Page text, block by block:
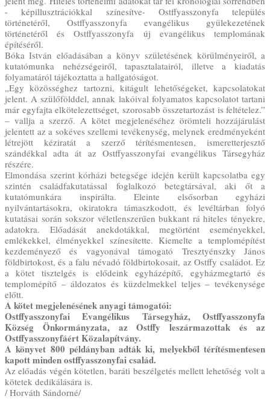
- képillusztrációkkal színesítve- Ostffyasszonyfa település
történetéről, Ostffyasszonyfa evangélikus gyülekezetének
történetéről és Ostffyasszonyfa új evangélikus templomának
építéséről.
Bóka István előadásában a könyv születésének körülményeiről, a
kutatómunka nehézségeiről, tapasztalatairól, illetve a kiadatás
folyamatáról tájékoztatta a hallgatóságot.
„Egy közösséghez tartozni, kitágult lehetőségeket, kapcsolatokat
jelent. A szülőfölddel, annak lakóival folyamatos kapcsolatot tartani
már egyfajta elkötelezettséget, szorosabb összetartozást is feltételez.”
– vallja a szerző. A kötet megjelenéséhez örömteli hozzájárulást
jelentett az a sokéves szellemi tevékenység, melynek eredményeként
létrejött kéziratát a szerző térítésmentesen, ismeretterjesztő
szándékkal adta át az Ostffyasszonyfai evangélikus Társegyház
részére.
Elmondása szerint kórházi betegsége idején került kapcsolatba egy
szintén családfakutatással foglalkozó betegtársával, aki őt a
kutatómunkára inspirálta. Eleinte elsősorban egyházi
nyilvántartásokra, okiratokra támaszkodott, és levéltárban folyó
kutatásai során sokszor véletlenszerűen bukkant rá hiteles tényekre,
adatokra. Előadását anekdotákkal, megtörtént eseményekkel,
emlékekkel, élményekkel színesítette. Kiemelte a templomépítést
kezdeményező és vagyonával támogató Tresztyénszky János
földbirtokost, és a falu névadó földbirtokosait, az Ostffy családot. Ez
a kötet tisztelgés is elődeink egyházépítő, egyházmegtartó és
templomépítő – áldozatos és küzdelmekkel teljes – tevékenysége
előtt.
A kötet megjelenésének anyagi támogatói:
Ostffyasszonyfai Evangélikus Társegyház, Ostffyasszonyfa
Község Önkormányzata, az Ostffy leszármazottak és az
Ostffyasszonyfáért Közalapítvány.
A könyvet 800 példányban adták ki, melyekből térítésmentesen
kapott minden ostffyasszonyfai család.
Az előadás végén kötetlen, baráti beszélgetés mellett lehetőség volt a
kötetek dedikálására is.
/ Horváth Sándorné/